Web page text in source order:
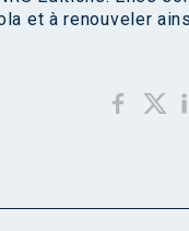
et à renouveler